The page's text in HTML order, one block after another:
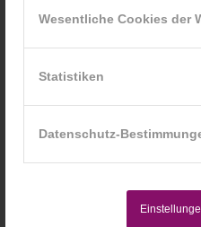
Wesentliche Cookies der
Statistiken
Datenschutz-